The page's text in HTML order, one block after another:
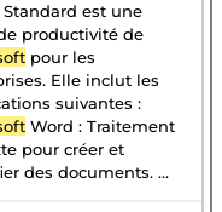
Standard est une
productivité de
pour les
Elle inclut les
suivantes :
Word : Traitement
pour créer et
des documents. ...